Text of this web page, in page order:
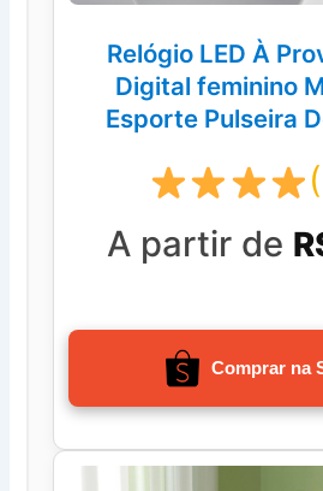
Relógio LED À
Digital feminino
Esporte Pulseira
A partir de
Comprar na